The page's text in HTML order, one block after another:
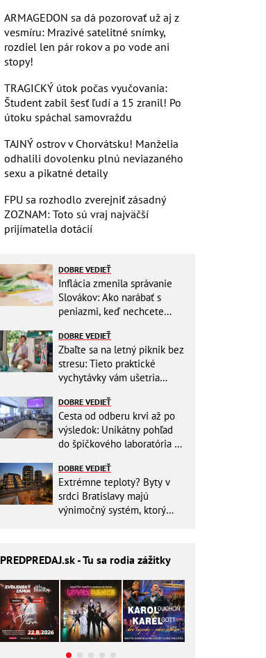
ARMAGEDON sa dá pozorovať už aj z
vesmíru: Mrazivé satelitné snímky,
rozdiel len pár rokov a po vode ani
stopy!
TRAGICKÝ útok počas vyučovania:
Študent zabil šesť ľudí a 15 zranil! Po
útoku spáchal samovraždu
TAJNÝ ostrov v Chorvátsku! Manželia
odhalili dovolenku plnú neviazaného
sexu a pikatné detaily
FPU sa rozhodlo zverejniť zásadný
ZOZNAM: Toto sú vraj najväčší
prijímatelia dotácií
DOBRE VEDIEŤ
Inflácia zmenila správanie
Slovákov: Ako narábať s
peniazmi, keď nechcete
DOBRE VEDIEŤ
Zbaľte sa na letný piknik bez
stresu: Tieto praktické
vychytávky vám ušetria
DOBRE VEDIEŤ
Cesta od odberu krvi až po
výsledok: Unikátny pohľad
do špičkového laboratória na
DOBRE VEDIEŤ
Extrémne teploty? Byty v
srdci Bratislavy majú
výnimočný systém, ktorý
PREDPREDAJ.sk - Tu sa rodia zážitky